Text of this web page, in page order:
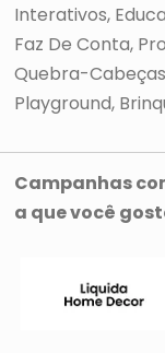
Interativos,
Faz De Conta,
Quebra-
Playground
Campanhas
a que você